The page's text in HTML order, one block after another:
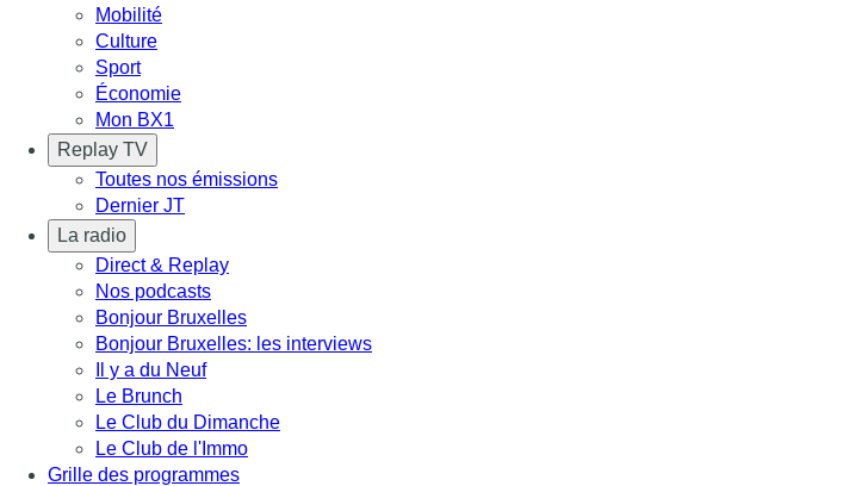
Mobilité
Culture
Sport
Économie
Mon BX1
Replay TV
Toutes nos émissions
Dernier JT
La radio
Direct & Replay
Nos podcasts
Bonjour Bruxelles
Bonjour Bruxelles: les interviews
Il y a du Neuf
Le Brunch
Le Club du Dimanche
Le Club de l'Immo
Grille des programmes